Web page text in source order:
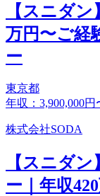
【スニダ
万円〜ご経
ー
東京都
年収：3,900,000円
株式会社SODA
【スニダ
ー｜年収